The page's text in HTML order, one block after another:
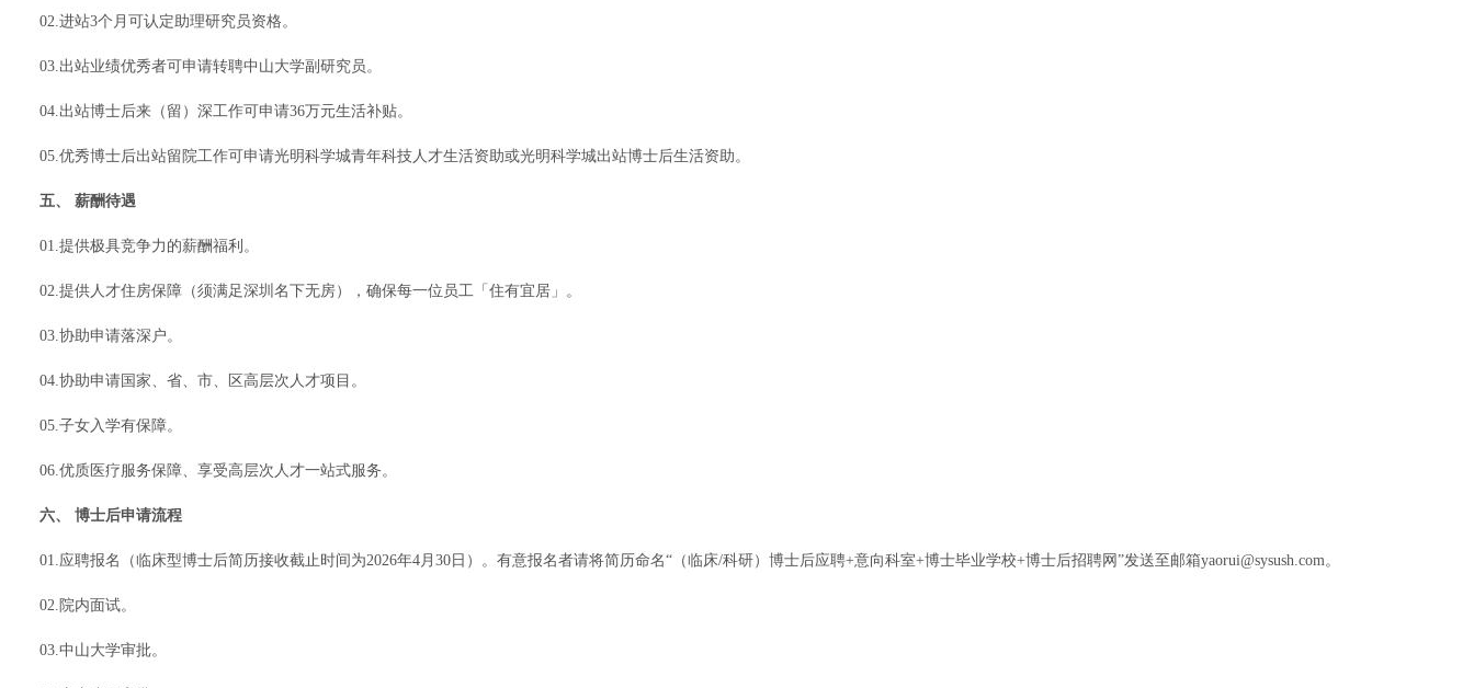
02.进站3个月可认定助理研究员资格。
03.出站业绩优秀者可申请转聘中山大学副研究员。
04.出站博士后来（留）深工作可申请36万元生活补贴。
05.优秀博士后出站留院工作可申请光明科学城青年科技人才生活资助或光明科学城出站博士后生活资助。
五、 薪酬待遇
01.提供极具竞争力的薪酬福利。
02.提供人才住房保障（须满足深圳名下无房），确保每一位员工「住有宜居」。
03.协助申请落深户。
04.协助申请国家、省、市、区高层次人才项目。
05.子女入学有保障。
06.优质医疗服务保障、享受高层次人才一站式服务。
六、 博士后申请流程
01.应聘报名（临床型博士后简历接收截止时间为2026年4月30日）。有意报名者请将简历命名“（临床/科研）博士后应聘+意向科室+博士毕业学校+博士后招聘网”发送至邮箱yaorui@sysush.com。
02.院内面试。
03.中山大学审批。